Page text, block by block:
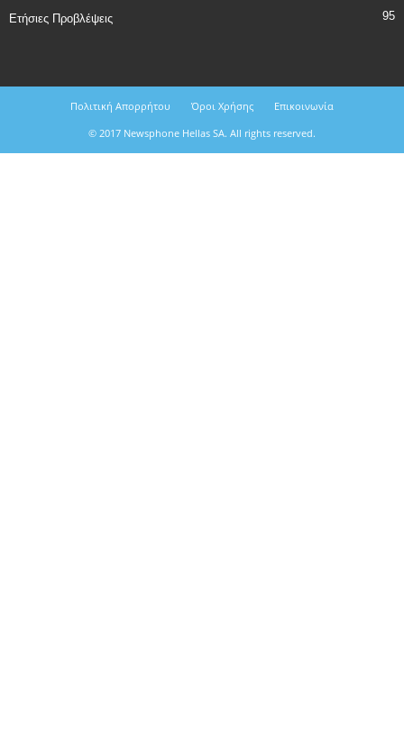
Ετήσιες Προβλέψεις 95
Πολιτική Απορρήτου Όροι Χρήσης
Επικοινωνία
© 2017 Newsphone Hellas SA. All rights reserved.